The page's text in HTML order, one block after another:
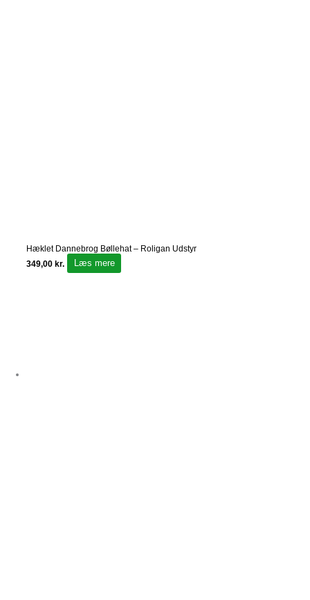
Hæklet Dannebrog Bøllehat – Roligan Udstyr
349,00kr. Læs mere